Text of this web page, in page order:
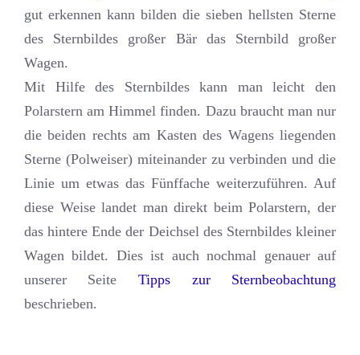
gut erkennen kann bilden die sieben hellsten Sterne
des Sternbildes großer Bär das Sternbild großer
Wagen.
Mit Hilfe des Sternbildes kann man leicht den
Polarstern am Himmel finden. Dazu braucht man nur
die beiden rechts am Kasten des Wagens liegenden
Sterne (Polweiser) miteinander zu verbinden und die
Linie um etwas das Fünffache weiterzuführen. Auf
diese Weise landet man direkt beim Polarstern, der
das hintere Ende der Deichsel des Sternbildes kleiner
Wagen bildet. Dies ist auch nochmal genauer auf
unserer Seite Tipps zur Sternbeobachtung
beschrieben.